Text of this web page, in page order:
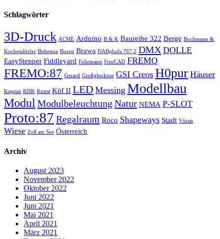
Schlagwörter
3D-Druck ACME Arduino B & K Baureihe 322 Berge Bochmann &
Kochendörfer Bohemia Bozen Brawa DABpbzfa 767.2 DMX DOLLE
EasyStepper Fiddleyard Fohrmann FreeCAD FREMO
FREMO:87 Gerard Großglockner GSI Creos H0pur Häuser
Kaprun KHK Kunst Köf II LED Messing Modellbau
ModulModulbeleuchtung Natur NEMA P-SLOT
Proto:87 Regalraum Roco Shapeways Stadt Vöran
Wiese Zell am See Österreich
Archiv
August 2023
November 2022
Oktober 2022
Juni 2022
Juni 2021
Mai 2021
April 2021
März 2021